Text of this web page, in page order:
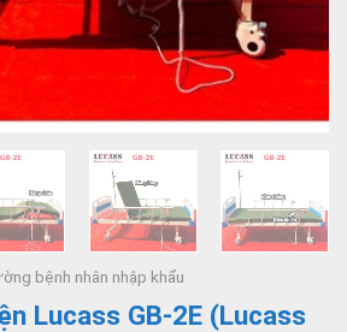
bệnh nhân nhập khẩu
Lucass GB-2E (Lucass